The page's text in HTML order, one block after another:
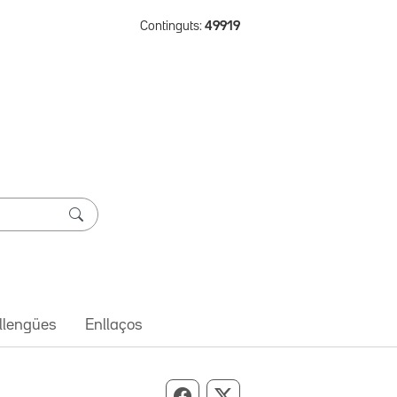
Continguts: 49919
Enllaços